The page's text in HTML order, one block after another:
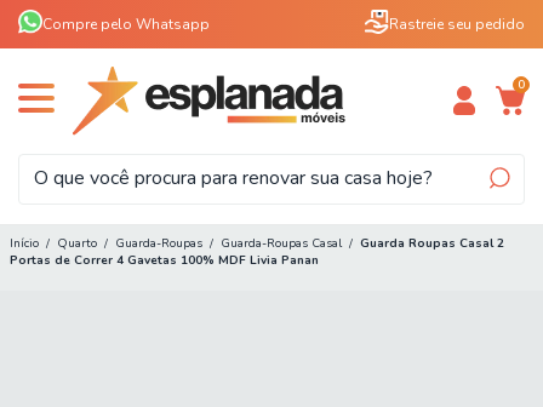
Compre pelo Whatsapp Rastreie seu pedido
0
Início / Quarto / Guarda-Roupas / Guarda-Roupas Casal / Guarda Roupas Casal 2
Portas de Correr 4 Gavetas 100% MDF Livia Panan